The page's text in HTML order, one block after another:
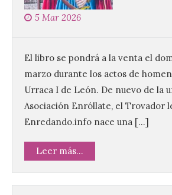
5 Mar 2026
El libro se pondrá a la venta el
marzo durante los actos de
Urraca I de León. De nuevo de la
Asociación Enróllate, el Trovador
Enredando.info nace una […]
Leer más...